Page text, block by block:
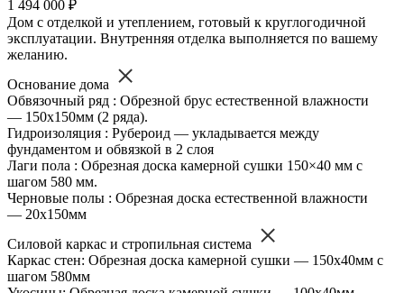
1 494 000 ₽
Дом с отделкой и утеплением, готовый к круглогодичной
эксплуатации. Внутренняя отделка выполняется по вашему
желанию.
Основание дома
Обвязочный ряд : Обрезной брус естественной влажности
— 150х150мм (2 ряда).
Гидроизоляция : Рубероид — укладывается между
фундаментом и обвязкой в 2 слоя
Лаги пола : Обрезная доска камерной сушки 150×40 мм с
шагом 580 мм.
Черновые полы : Обрезная доска естественной влажности
— 20х150мм
Силовой каркас и стропильная система
Каркас стен: Обрезная доска камерной сушки — 150х40мм с
шагом 580мм